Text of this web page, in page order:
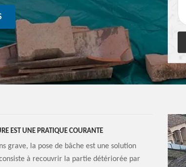
EST UNE PRATIQUE COURANTE
grave, la pose de bâche est une solution
à recouvrir la partie détériorée par